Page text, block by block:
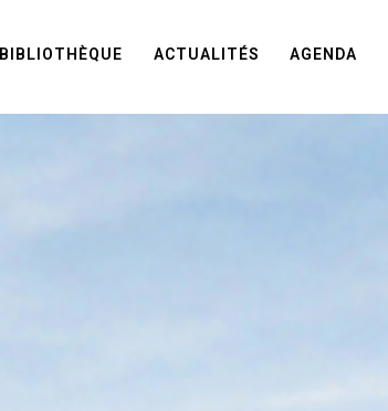
BIBLIOTHÈQUE ACTUALITÉS AGENDA